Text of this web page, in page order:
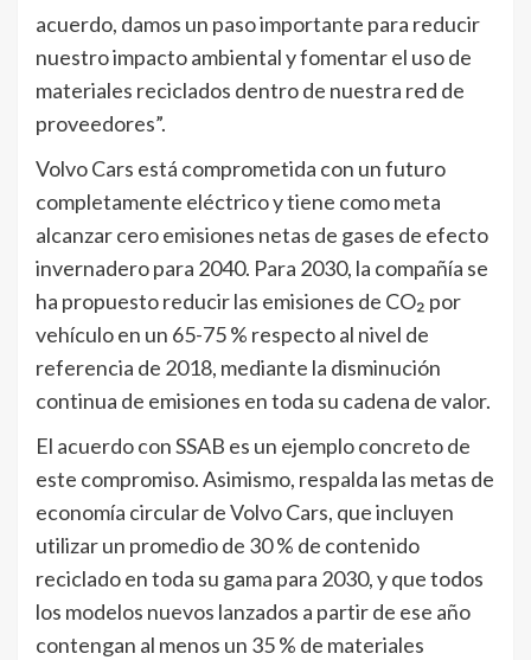
acuerdo, damos un paso importante para reducir
nuestro impacto ambiental y fomentar el uso de
materiales reciclados dentro de nuestra red de
proveedores”.
Volvo Cars está comprometida con un futuro
completamente eléctrico y tiene como meta
alcanzar cero emisiones netas de gases de efecto
invernadero para 2040. Para 2030, la compañía se
ha propuesto reducir las emisiones de CO₂ por
vehículo en un 65-75 % respecto al nivel de
referencia de 2018, mediante la disminución
continua de emisiones en toda su cadena de valor.
El acuerdo con SSAB es un ejemplo concreto de
este compromiso. Asimismo, respalda las metas de
economía circular de Volvo Cars, que incluyen
utilizar un promedio de 30 % de contenido
reciclado en toda su gama para 2030, y que todos
los modelos nuevos lanzados a partir de ese año
contengan al menos un 35 % de materiales